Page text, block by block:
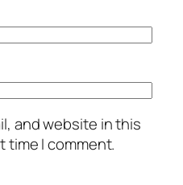
and website in this
time I comment.